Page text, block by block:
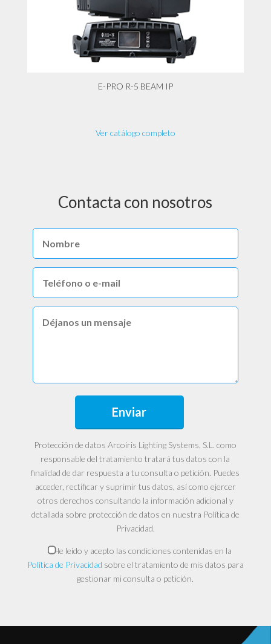
E-PRO R-5 BEAM IP
Ver catálogo completo
Contacta con nosotros
Protección de datos Arcoiris Lighting Systems, S.L. como
responsable del tratamiento tratará tus datos con la
finalidad de dar respuesta a tu consulta o petición. Puedes
acceder, rectificar y suprimir tus datos, así como ejercer
otros derechos consultando la información adicional y
detallada sobre protección de datos en nuestra Política de
Privacidad.
He leído y acepto las condiciones contenidas en la
Política de Privacidad sobre el tratamiento de mis datos para
gestionar mi consulta o petición.